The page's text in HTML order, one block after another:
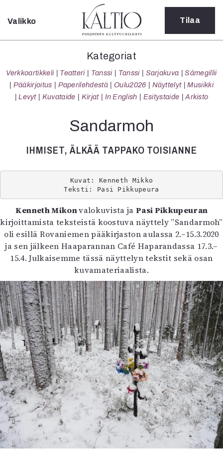
Sulje
Kategoriat
Verkkoartikkeli
Teatteri
Tanssi
Sarjakuva
Sámegillii
Pääkirjoitus
Paperilehdestä
Näyttelyt
Musiikki
Kuvataide
Kirjat
In English
Esitystaide
Arkisto
Lehdet
4/2026
2–3/2026
1/2026
6/2025
5/2025 saame
5/2025
Lehtiarkisto
Info
Tilaus ja irtonumerot
Yhteistyössä
Toimitus
Valikko Tilaa
Kategoriat
Verkkoartikkeli Teatteri Tanssi Tanssi Sarjakuva
Sámegillii
Pääkirjoitus
Paperilehdestä Oulu2026 Näyttelyt
Musiikki
Levyt
Kuvataide Kirjat In English Esitystaide Arkisto
Sandarmoh
IHMISET, ÄLKÄÄ TAPPAKO TOISIANNE
Kuvat: Kenneth Mikko
Teksti: Pasi Pikkupeura
Kenneth Mikonvalokuvista jaPasi Pikkupeuran
kirjoittamista teksteistä koostuva näyttely ”Sandarmoh”
oli esillä Rovaniemen pääkirjaston aulassa 2.–15.3.2020
ja sen jälkeen Haaparannan Café Haparandassa 17.3.–
15.4. Julkaisemme tässä näyttelyn tekstit sekä osan
kuvamateriaalista.